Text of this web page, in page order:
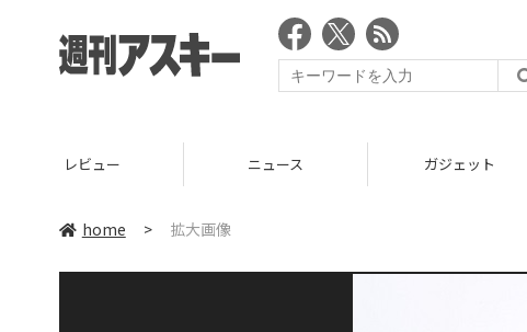
レビュー ニュース ガジェット
home > 拡大画像